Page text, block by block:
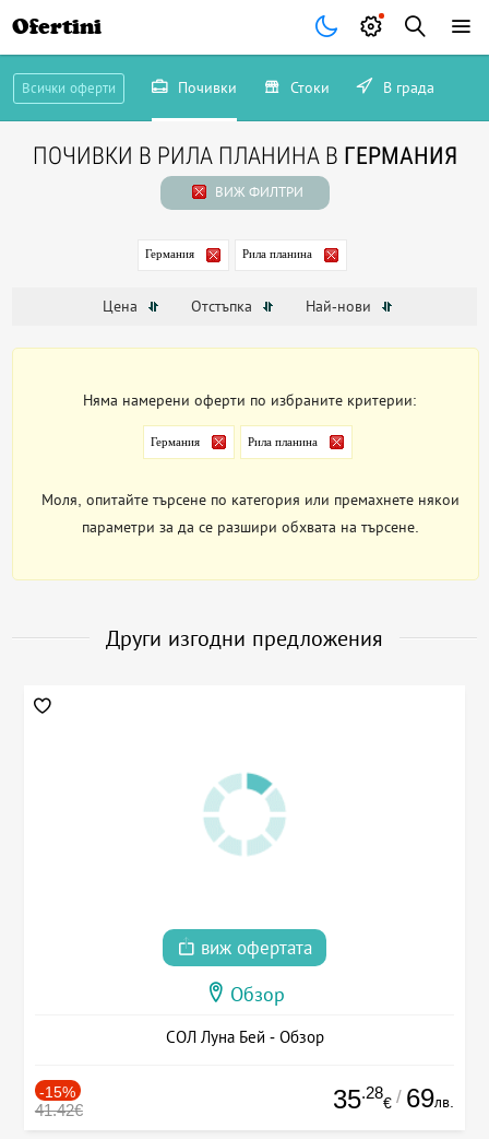
Ofertini
Всички оферти Почивки Стоки В града
ПОЧИВКИ В РИЛА ПЛАНИНА В ГЕРМАНИЯ
ВИЖ ФИЛТРИ
Германия Рила планина
Цена Отстъпка Най-нови
Няма намерени оферти по избраните критерии:
Германия Рила планина
Моля, опитайте търсене по категория или премахнете някои
параметри за да се разшири обхвата на търсене.
Други изгодни предложения
виж офертата
Обзор
СОЛ Луна Бей - Обзор
-15%
41.42€ 35.28
€ / 69лв.